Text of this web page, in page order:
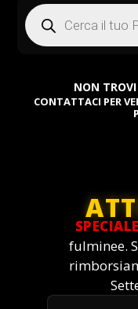
Products
search
NON TROVI
CONTATTACI PER
fulminee.